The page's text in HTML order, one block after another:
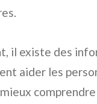
il existe des
aider les